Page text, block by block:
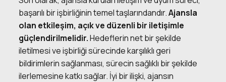
başarılı bir işbirliğinin temel taşlarındandır.Ajansla
olan etkileşim, açık ve düzenli bir iletişimle
güçlendirilmelidir.Hedeflerin net bir şekilde
iletilmesi ve işbirliği sürecinde karşılıklı geri
bildirimlerin sağlanması, sürecin sağlıklı bir şekilde
ilerlemesine katkı sağlar. İyi bir ilişki, ajansın